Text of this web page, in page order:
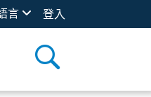
言 登入